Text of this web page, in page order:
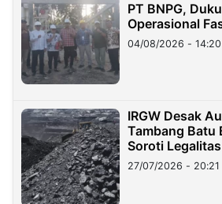
PT BNPG,
Operasional
04/08/2026 - 14:20
IRGW Desak
Tambang Batu
Soroti
Stockpile
27/07/2026 - 20:21